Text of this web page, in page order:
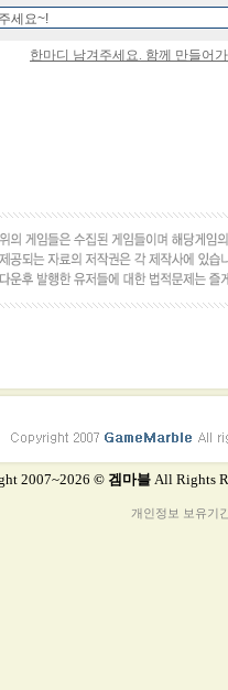
한마디 남겨주세요. 함께 만들어
2007~2026 © 겜마블 All Rights
개인정보 보유기